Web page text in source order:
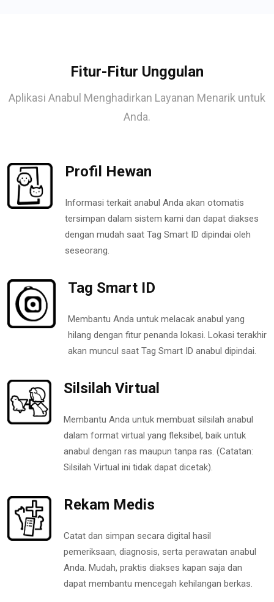
Fitur-Fitur Unggulan
Aplikasi Anabul Menghadirkan Layanan Menarik untuk
Anda.
Profil Hewan
Informasi terkait anabul Anda akan otomatis
tersimpan dalam sistem kami dan dapat diakses
dengan mudah saat Tag Smart ID dipindai oleh
seseorang.
Tag Smart ID
Membantu Anda untuk melacak anabul yang
hilang dengan fitur penanda lokasi. Lokasi terakhir
akan muncul saat Tag Smart ID anabul dipindai.
Silsilah Virtual
Membantu Anda untuk membuat silsilah anabul
dalam format virtual yang fleksibel, baik untuk
anabul dengan ras maupun tanpa ras. (Catatan:
Silsilah Virtual ini tidak dapat dicetak).
Rekam Medis
Catat dan simpan secara digital hasil
pemeriksaan, diagnosis, serta perawatan anabul
Anda. Mudah, praktis diakses kapan saja dan
dapat membantu mencegah kehilangan berkas.